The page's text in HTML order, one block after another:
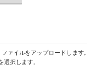
ァイルをアップロードします。
選択します。